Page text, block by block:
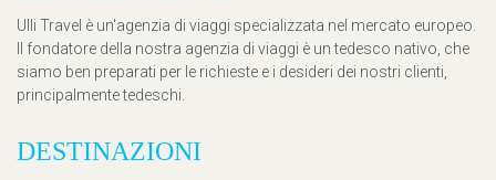
Ulli Travel è un'agenzia di viaggi specializzata nel mercato europeo.
Il fondatore della nostra agenzia di viaggi è un tedesco nativo, che
siamo ben preparati per le richieste e i desideri dei nostri clienti,
principalmente tedeschi.
DESTINAZIONI